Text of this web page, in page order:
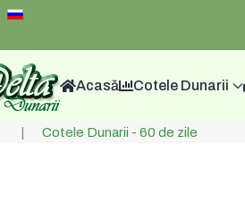
language
Acasă Cotele Dunarii
Cotele Dunarii - 60 de zile